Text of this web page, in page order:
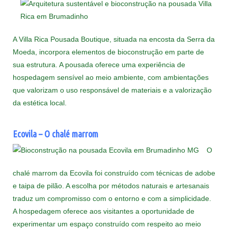
A Villa Rica Pousada Boutique, situada na encosta da Serra da
Moeda, incorpora elementos de bioconstrução em parte de
sua estrutura. A pousada oferece uma experiência de
hospedagem sensível ao meio ambiente, com ambientações
que valorizam o uso responsável de materiais e a valorização
da estética local.
Ecovila – O chalé marrom
O
chalé marrom da Ecovila foi construído com técnicas de adobe
e taipa de pilão. A escolha por métodos naturais e artesanais
traduz um compromisso com o entorno e com a simplicidade.
A hospedagem oferece aos visitantes a oportunidade de
experimentar um espaço construído com respeito ao meio